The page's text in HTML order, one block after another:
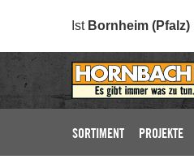
Ist Bornheim (Pfalz)
SORTIMENT PROJEKTE